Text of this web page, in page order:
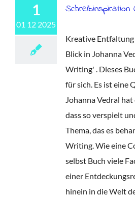
1
01 12 2025
Schreibinspiration
Kreative
Blick in Johanna
Writing' . Dieses
für sich. Es ist eine
Johanna Vedral
dass so verspielt
Thema, das es
Writing. Wie eine
selbst Buch viele
einer
hinein in die Welt